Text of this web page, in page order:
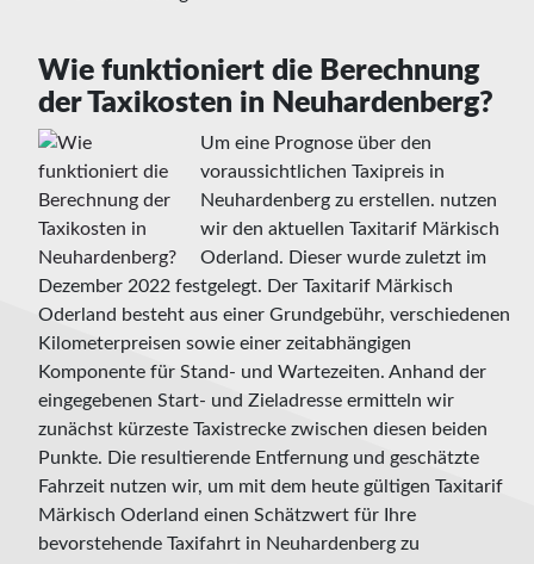
Wie funktioniert die Berechnung
der Taxikosten in Neuhardenberg?
Um eine Prognose über den
voraussichtlichen Taxipreis in
Neuhardenberg zu erstellen. nutzen
wir den aktuellen Taxitarif Märkisch
Oderland. Dieser wurde zuletzt im
Dezember 2022 festgelegt. Der Taxitarif Märkisch
Oderland besteht aus einer Grundgebühr, verschiedenen
Kilometerpreisen sowie einer zeitabhängigen
Komponente für Stand- und Wartezeiten. Anhand der
eingegebenen Start- und Zieladresse ermitteln wir
zunächst kürzeste Taxistrecke zwischen diesen beiden
Punkte. Die resultierende Entfernung und geschätzte
Fahrzeit nutzen wir, um mit dem heute gültigen Taxitarif
Märkisch Oderland einen Schätzwert für Ihre
bevorstehende Taxifahrt in Neuhardenberg zu